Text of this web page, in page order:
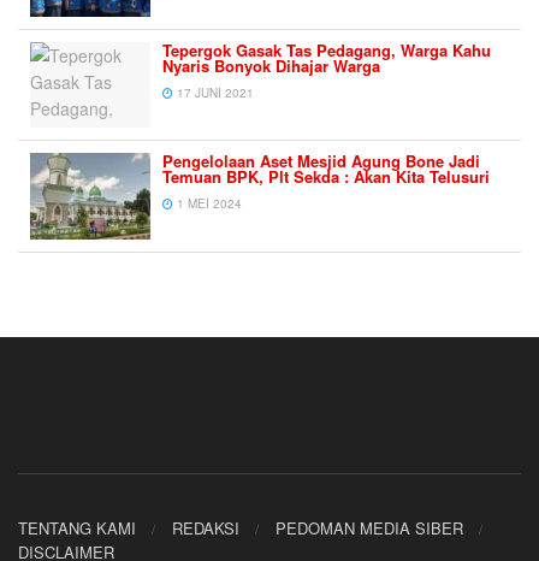
Tepergok Gasak Tas Pedagang, Warga Kahu
Nyaris Bonyok Dihajar Warga
17 JUNI 2021
Pengelolaan Aset Mesjid Agung Bone Jadi
Temuan BPK, Plt Sekda : Akan Kita Telusuri
1 MEI 2024
TENTANG KAMI REDAKSI
PEDOMAN MEDIA SIBER
DISCLAIMER